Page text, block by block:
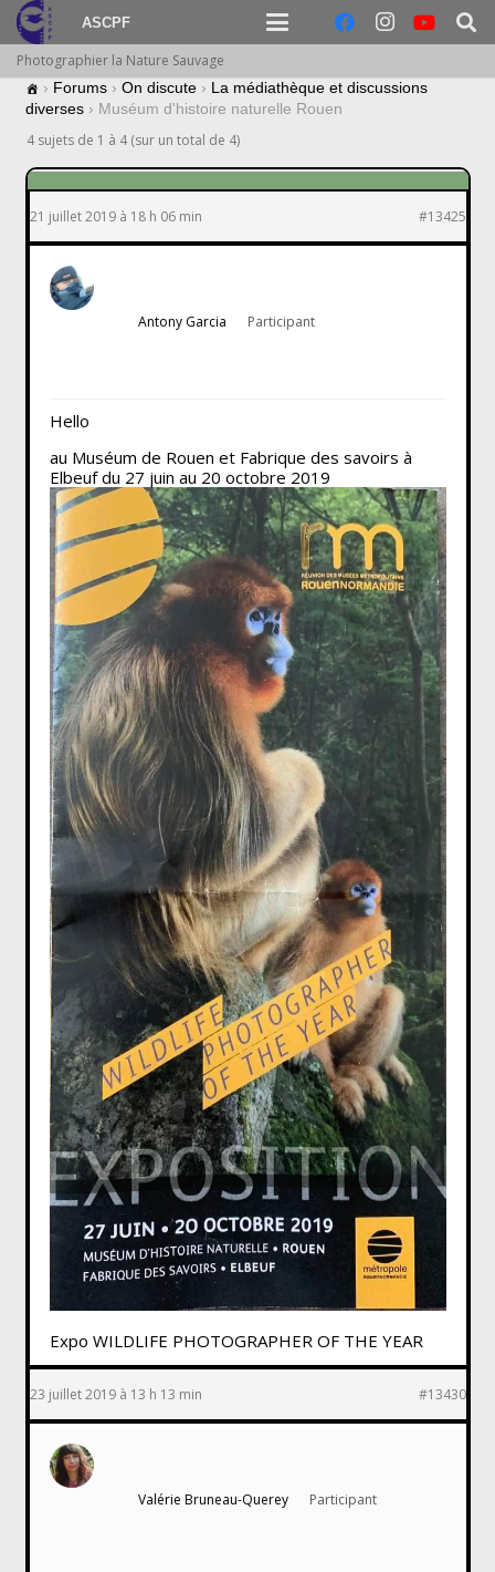
ASCPF
Photographier la Nature Sauvage
› Forums › On discute › La médiathèque et discussions
diverses › Muséum d'histoire naturelle Rouen
4 sujets de 1 à 4 (sur un total de 4)
21 juillet 2019 à 18 h 06 min #13425
Antony Garcia Participant
Hello
au Muséum de Rouen et Fabrique des savoirs à
Elbeuf du 27 juin au 20 octobre 2019
Expo WILDLIFE PHOTOGRAPHER OF THE YEAR
23 juillet 2019 à 13 h 13 min #13430
Valérie Bruneau-Querey Participant